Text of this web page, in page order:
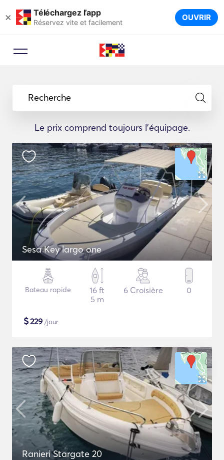
× Téléchargez l’app
Réservez vite et facilement OUVRIR
Recherche
Le prix comprend toujours l'équipage.
Sesa Key largo one
Bateau rapide
16 ft
5 m
6 Croisière 0
$229 /jour
Ranieri Stargate 20